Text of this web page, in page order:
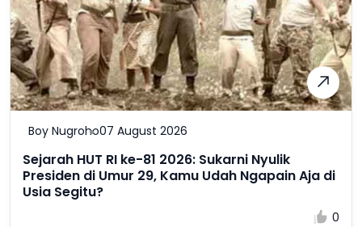
Boy Nugroho07 August 2026
Sejarah HUT RI ke-81 2026: Sukarni Nyulik
Presiden di Umur 29, Kamu Udah Ngapain Aja di
Usia Segitu?
0